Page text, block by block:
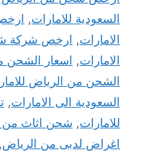
السعودية للامارات,
الامارات, ارخص شركة
الامارات, اسعار الشحن
الشحن من الرياض
السعودية الى الامارات,
للامارات, شحن اثاث من
اغراض لدبى من الرياض,